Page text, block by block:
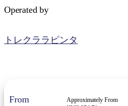
Operated by
トレクララピンタ
From
Approximately From